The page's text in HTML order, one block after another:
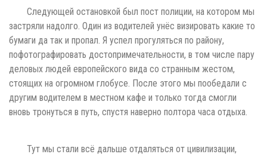
Следующей остановкой был пост полиции, на котором мы
застряли надолго. Один из водителей унёс визировать какие то
бумаги да так и пропал. Я успел прогуляться по району,
пофотографировать достопримечательности, в том числе пару
деловых людей европейского вида со странным жестом,
стоящих на огромном глобусе. После этого мы пообедали с
другим водителем в местном кафе и только тогда смогли
вновь тронуться в путь, спустя наверно полтора часа отдыха.
Тут мы стали всё дальше отдаляться от цивилизации,